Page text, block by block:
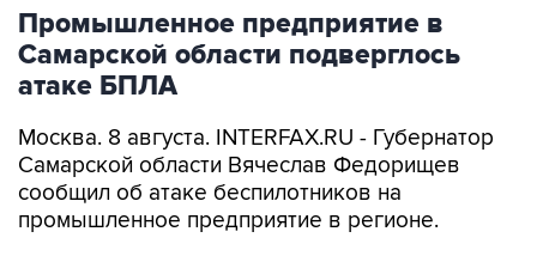
Промышленное предприятие в
Самарской области подверглось
атаке БПЛА
Москва. 8 августа. INTERFAX.RU - Губернатор
Самарской области Вячеслав Федорищев
сообщил об атаке беспилотников на
промышленное предприятие в регионе.